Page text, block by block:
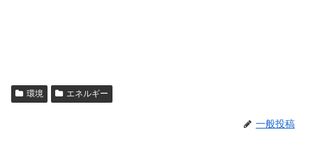
環境 エネルギー
一般投稿